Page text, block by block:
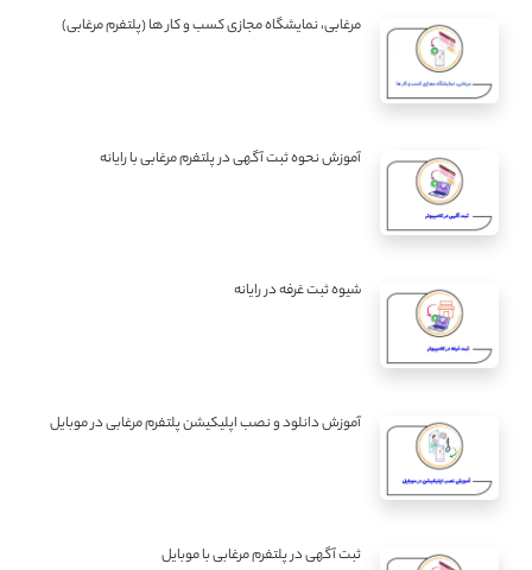
مرغابی، نمایشگاه مجازی کسب و کار ها (پلتفرم مرغابی)
آموزش نحوه ثبت آگهی در پلتفرم مرغابی با رایانه
شیوه ثبت غرفه در رایانه
آموزش دانلود و نصب اپلیکیشن پلتفرم مرغابی در موبایل
ثبت آگهی در پلتفرم مرغابی با موبایل